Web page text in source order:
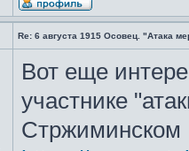
Re: 6 августа 1915 Осовец. "Атака
Вот еще
участнике
Стржиминском